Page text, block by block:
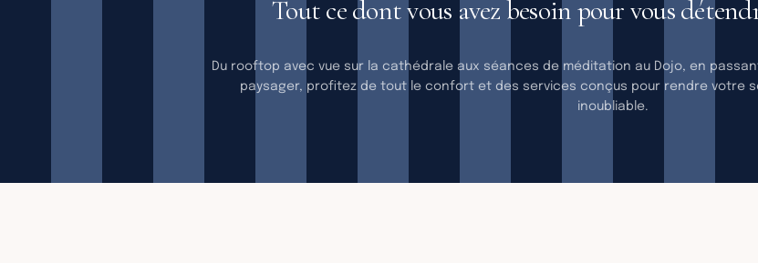
DE LATout ce dont vous avez besoin pour vous
Du rooftop avec vue sur la cathédrale aux séances de méditation au Dojo, en
paysager, profitez de tout le confort et des services conçus pour rendre votre
inoubliable.